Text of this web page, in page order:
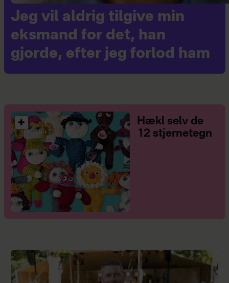
Jeg vil aldrig tilgive min
eksmand for det, han
gjorde, efter jeg forlod ham
Hækl selv de
12 stjernetegn